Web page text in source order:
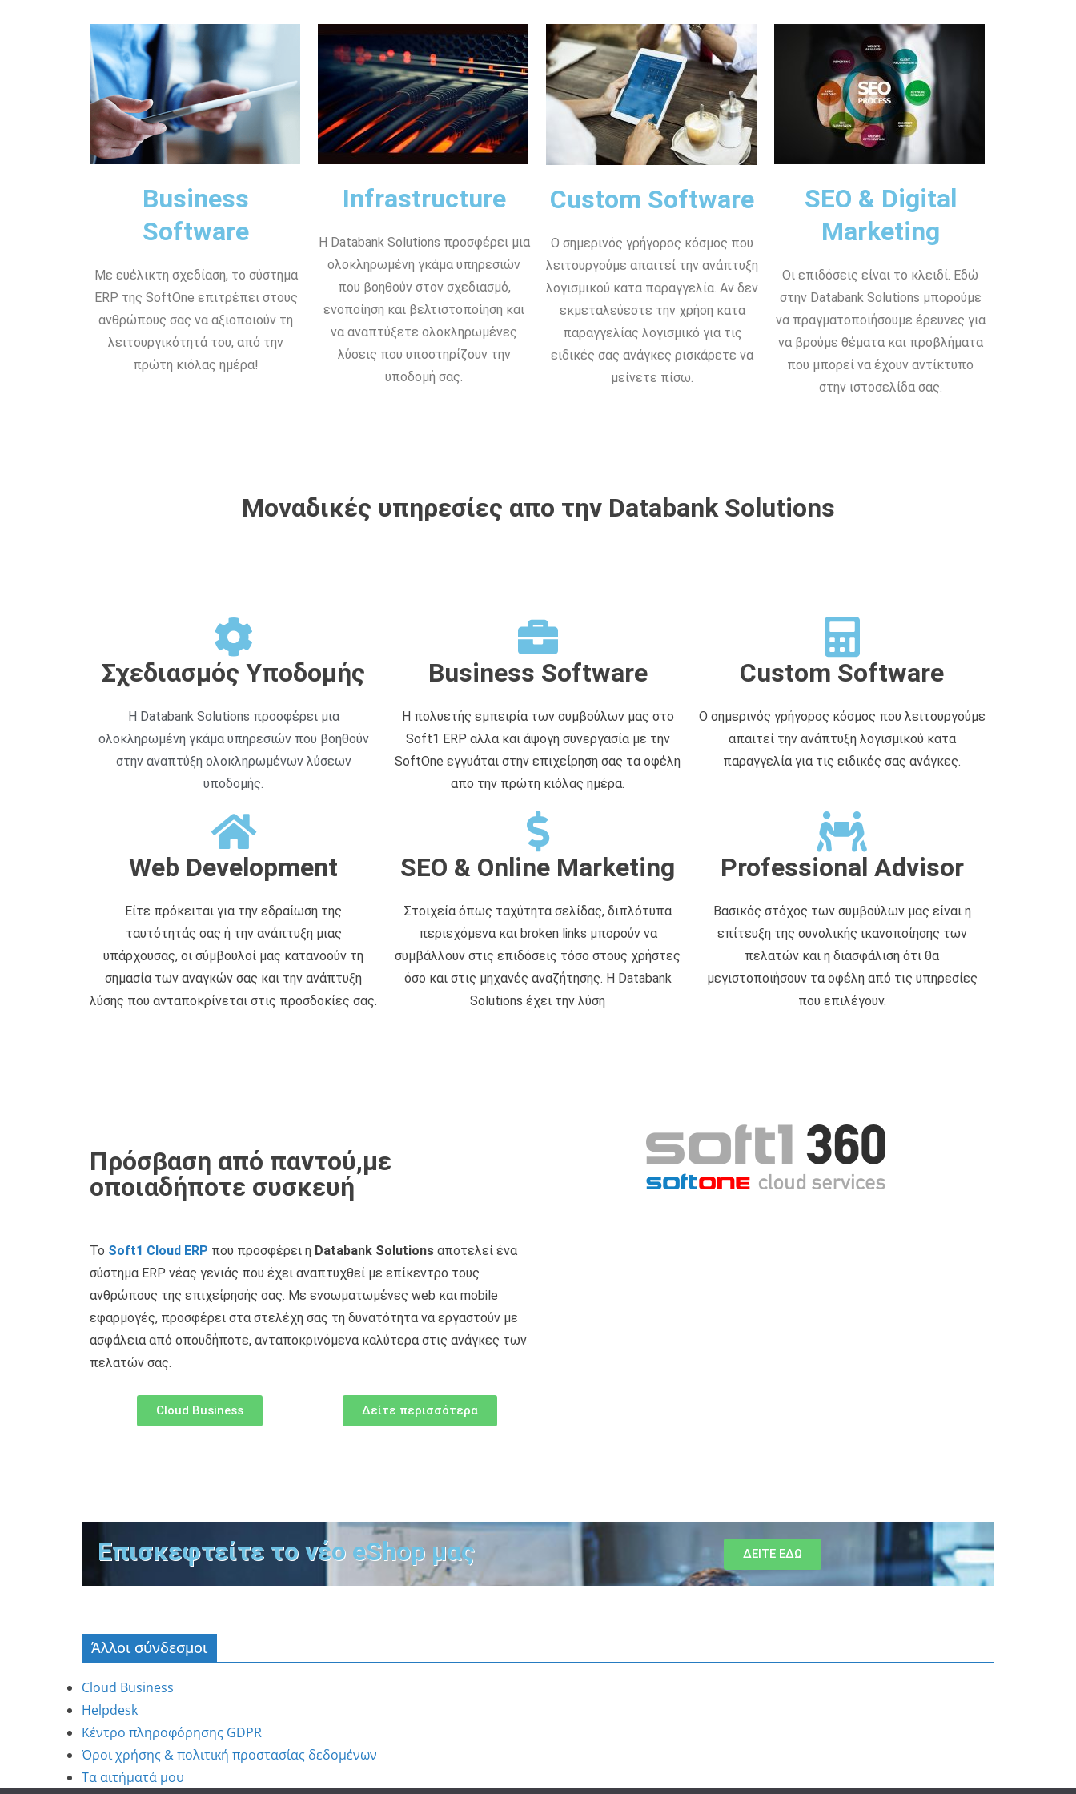
Business
Software
Με ευέλικτη σχεδίαση, το σύστημα
ERP της SoftOne επιτρέπει στους
ανθρώπους σας να αξιοποιούν τη
λειτουργικότητά του, από την
πρώτη κιόλας ημέρα!
Infrastructure
Η Databank Solutions προσφέρει μια
ολοκληρωμένη γκάμα υπηρεσιών
που βοηθούν στον σχεδιασμό,
ενοποίηση και βελτιστοποίηση και
να αναπτύξετε ολοκληρωμένες
λύσεις που υποστηρίζουν την
υποδομή σας.
Custom Software
Ο σημερινός γρήγορος κόσμος που
λειτουργούμε απαιτεί την ανάπτυξη
λογισμικού κατα παραγγελία. Αν δεν
εκμεταλεύεστε την χρήση κατα
παραγγελίας λογισμικό για τις
ειδικές σας ανάγκες ρισκάρετε να
μείνετε πίσω.
SEO & Digital
Marketing
Οι επιδόσεις είναι το κλειδί. Εδώ
στην Databank Solutions μπορούμε
να πραγματοποιήσουμε έρευνες για
να βρούμε θέματα και προβλήματα
που μπορεί να έχουν αντίκτυπο
στην ιστοσελίδα σας.
Μοναδικές υπηρεσίες απο την Databank Solutions
Σχεδιασμός Υποδομής
Η Databank Solutions προσφέρει μια
ολοκληρωμένη γκάμα υπηρεσιών που βοηθούν
στην αναπτύξη ολοκληρωμένων λύσεων
υποδομής.
Business Software
Η πολυετής εμπειρία των συμβούλων μας στο
Soft1 ERP αλλα και άψογη συνεργασία με την
SoftOne εγγυάται στην επιχείρηση σας τα οφέλη
απο την πρώτη κιόλας ημέρα.
Custom Software
Ο σημερινός γρήγορος κόσμος που λειτουργούμε
απαιτεί την ανάπτυξη λογισμικού κατα
παραγγελία για τις ειδικές σας ανάγκες.
Web Development
Είτε πρόκειται για την εδραίωση της
ταυτότητάς σας ή την ανάπτυξη μιας
υπάρχουσας, οι σύμβουλοί μας κατανοούν τη
σημασία των αναγκών σας και την ανάπτυξη
λύσης που ανταποκρίνεται στις προσδοκίες σας.
SEO & Online Marketing
Στοιχεία όπως ταχύτητα σελίδας, διπλότυπα
περιεχόμενα και broken links μπορούν να
συμβάλλουν στις επιδόσεις τόσο στους χρήστες
όσο και στις μηχανές αναζήτησης. Η Databank
Solutions έχει την λύση
Professional Advisor
Βασικός στόχος των συμβούλων μας είναι η
επίτευξη της συνολικής ικανοποίησης των
πελατών και η διασφάλιση ότι θα
μεγιστοποιήσουν τα οφέλη από τις υπηρεσίες
που επιλέγουν.
Πρόσβαση από παντού,με
οποιαδήποτε συσκευή
Το Soft1 Cloud ERP που προσφέρει η Databank Solutions αποτελεί ένα
σύστημα ERP νέας γενιάς που έχει αναπτυχθεί με επίκεντρο τους
ανθρώπους της επιχείρησής σας. Με ενσωματωμένες web και mobile
εφαρμογές, προσφέρει στα στελέχη σας τη δυνατότητα να εργαστούν με
ασφάλεια από οπουδήποτε, ανταποκρινόμενα καλύτερα στις ανάγκες των
πελατών σας.
Cloud Business Δείτε περισσότερα
Επισκεφτείτε το νέο eShop μας ΔΕΙΤΕ ΕΔΩ
Άλλοι σύνδεσμοι
Cloud Business
Helpdesk
Κέντρο πληροφόρησης GDPR
Όροι χρήσης & πολιτική προστασίας δεδομένων
Τα αιτήματά μου